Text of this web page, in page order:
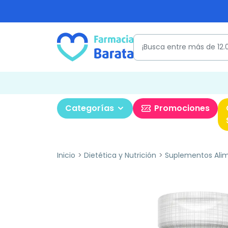
Categorías Promociones
Inicio Dietética y Nutrición Suplementos